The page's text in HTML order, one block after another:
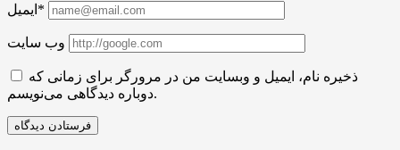
ایمیل*
وب سایت
ذخیره نام، ایمیل و وبسایت من در مرورگر برای زمانی که
دوباره دیدگاهی می‌نویسم.